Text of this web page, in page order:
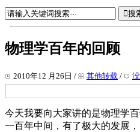
搜
物理学百年的回顾
2010年12 月26日 / 其他转载 /
今天我要向大家讲的是物理学
一百年中间，有了极大的发展